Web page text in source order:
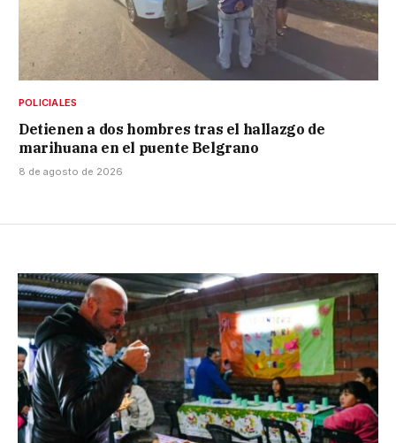
POLICIALES
Detienen a dos hombres tras el hallazgo de
marihuana en el puente Belgrano
8 de agosto de 2026